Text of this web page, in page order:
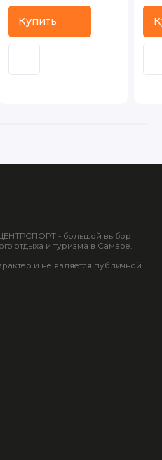
Купить
- большой выбор
отдыха и туризма в Самаре.
и не является публичной